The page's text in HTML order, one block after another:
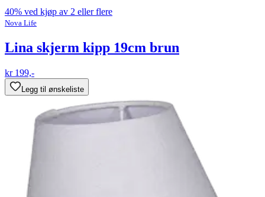
40% ved kjøp av 2 eller flere
Nova Life
Lina skjerm kipp 19cm brun
kr 199,-
Legg til ønskeliste